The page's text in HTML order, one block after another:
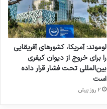
لوموند: آمریکا، کشورهای آفریقایی
را برای خروج از دیوان کیفری
بین‌المللی تحت فشار قرار داده
است
2 روز پیش